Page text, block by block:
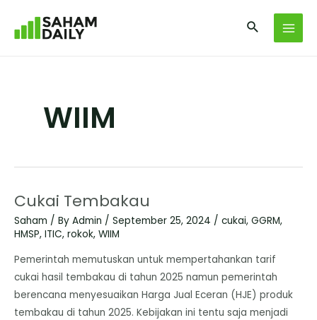
WIIM
Cukai Tembakau
Saham / By Admin / September 25, 2024 / cukai, GGRM,
HMSP, ITIC, rokok, WIIM
Pemerintah memutuskan untuk mempertahankan tarif
cukai hasil tembakau di tahun 2025 namun pemerintah
berencana menyesuaikan Harga Jual Eceran (HJE) produk
tembakau di tahun 2025. Kebijakan ini tentu saja menjadi